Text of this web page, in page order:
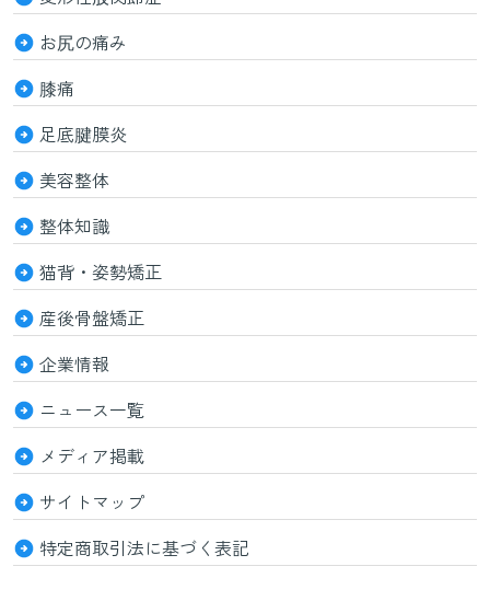
お尻の痛み
膝痛
足底腱膜炎
美容整体
整体知識
猫背・姿勢矯正
産後骨盤矯正
企業情報
ニュース一覧
メディア掲載
サイトマップ
特定商取引法に基づく表記